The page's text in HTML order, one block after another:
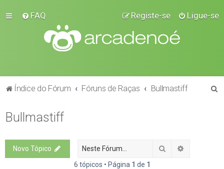
FAQ Ligue-se
Registe-se
Índice do Fórum Fóruns de Raças Bullmastiff
Bullmastiff
Novo Tópico Pesquisar
6 tópicos • Página 1 de 1